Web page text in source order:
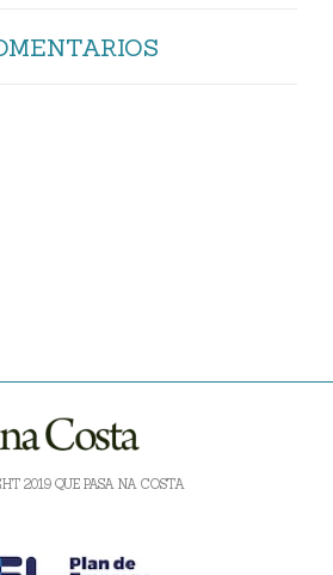
2019 QUE PASA NA COSTA